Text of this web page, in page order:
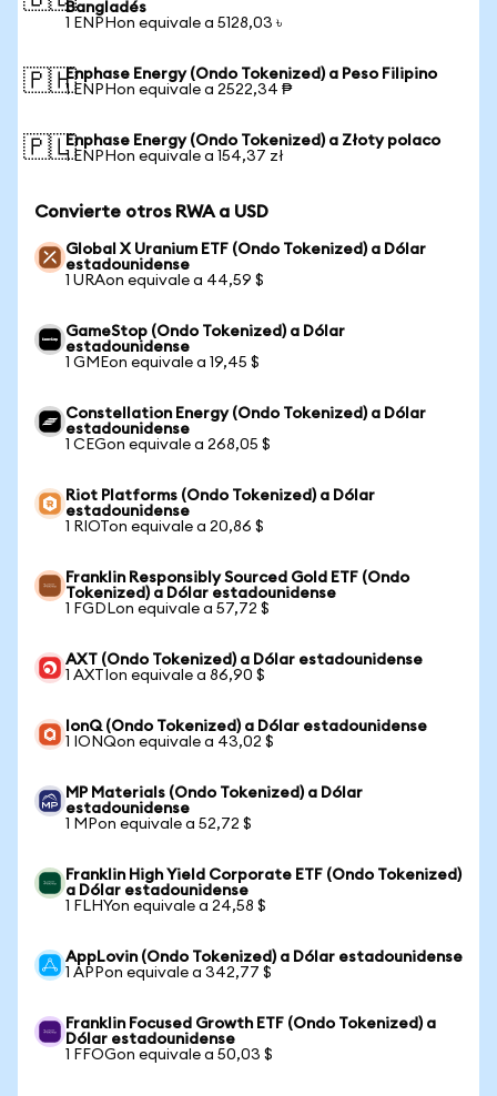
Bangladés
1 ENPHon equivale a 5128,03 ৳
🇵🇭Enphase Energy (Ondo Tokenized) a Peso Filipino
1 ENPHon equivale a 2522,34 ₱
🇵🇱Enphase Energy (Ondo Tokenized) a Złoty polaco
1 ENPHon equivale a 154,37 zł
Convierte otros RWA a USD
Global X Uranium ETF (Ondo Tokenized) a Dólar
estadounidense
1 URAon equivale a 44,59 $
GameStop (Ondo Tokenized) a Dólar
estadounidense
1 GMEon equivale a 19,45 $
Constellation Energy (Ondo Tokenized) a Dólar
estadounidense
1 CEGon equivale a 268,05 $
Riot Platforms (Ondo Tokenized) a Dólar
estadounidense
1 RIOTon equivale a 20,86 $
Franklin Responsibly Sourced Gold ETF (Ondo
Tokenized) a Dólar estadounidense
1 FGDLon equivale a 57,72 $
AXT (Ondo Tokenized) a Dólar estadounidense
1 AXTIon equivale a 86,90 $
IonQ (Ondo Tokenized) a Dólar estadounidense
1 IONQon equivale a 43,02 $
MP Materials (Ondo Tokenized) a Dólar
estadounidense
1 MPon equivale a 52,72 $
Franklin High Yield Corporate ETF (Ondo Tokenized)
a Dólar estadounidense
1 FLHYon equivale a 24,58 $
AppLovin (Ondo Tokenized) a Dólar estadounidense
1 APPon equivale a 342,77 $
Franklin Focused Growth ETF (Ondo Tokenized) a
Dólar estadounidense
1 FFOGon equivale a 50,03 $